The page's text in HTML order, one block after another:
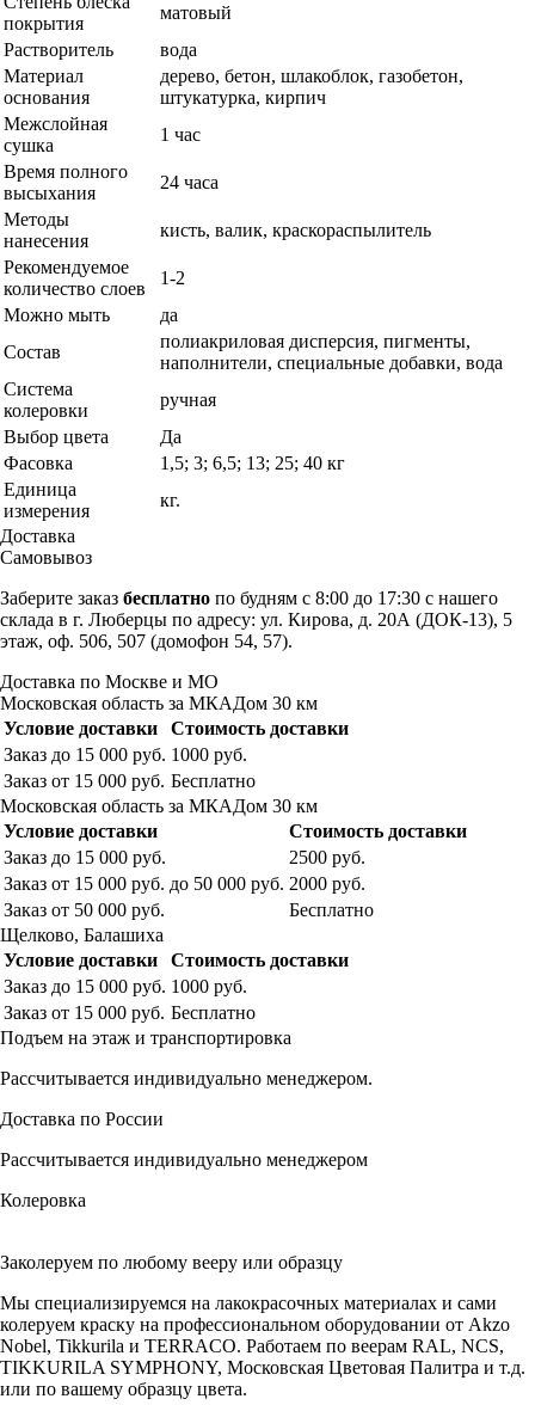
покрытия
матовый
Растворитель
вода
Материал
основания
дерево, бетон, шлакоблок, газобетон,
штукатурка, кирпич
Межслойная
сушка
1 час
Время полного
высыхания
24 часа
Методы
нанесения
кисть, валик, краскораспылитель
Рекомендуемое
количество слоев
1-2
Можно мыть
да
Состав
полиакриловая дисперсия, пигменты,
наполнители, специальные добавки, вода
Система
колеровки
ручная
Выбор цвета
Да
Фасовка
1,5; 3; 6,5; 13; 25; 40 кг
Единица
измерения
кг.
Доставка
Самовывоз
Заберите заказ бесплатно по будням с 8:00 до 17:30 с нашего
склада в г. Люберцы по адресу: ул. Кирова, д. 20А (ДОК-13), 5
этаж, оф. 506, 507 (домофон 54, 57).
Доставка по Москве и МО
Московская область за МКАДом 30 км
Условие доставки
Стоимость доставки
Заказ до 15 000 руб. 1000 руб.
Заказ от 15 000 руб. Бесплатно
Московская область за МКАДом 30 км
Условие доставки
Стоимость доставки
Заказ до 15 000 руб.
2500 руб.
Заказ от 15 000 руб. до 50 000 руб. 2000 руб.
Заказ от 50 000 руб.
Бесплатно
Щелково, Балашиха
Условие доставки
Стоимость доставки
Заказ до 15 000 руб. 1000 руб.
Заказ от 15 000 руб. Бесплатно
Подъем на этаж и транспортировка
Рассчитывается индивидуально менеджером.
Доставка по России
Рассчитывается индивидуально менеджером
Колеровка
Заколеруем по любому вееру или образцу
Мы специализируемся на лакокрасочных материалах и сами
колеруем краску на профессиональном оборудовании от Akzo
Nobel, Tikkurila и TERRACO. Работаем по веерам RAL, NCS,
TIKKURILA SYMPHONY, Московская Цветовая Палитра и т.д.
или по вашему образцу цвета.